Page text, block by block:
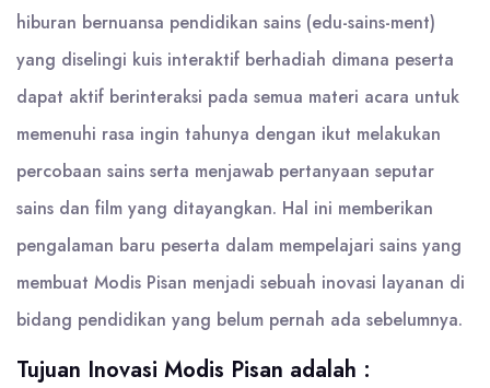
hiburan bernuansa pendidikan sains (edu-sains-ment)
yang diselingi kuis interaktif berhadiah dimana peserta
dapat aktif berinteraksi pada semua materi acara untuk
memenuhi rasa ingin tahunya dengan ikut melakukan
percobaan sains serta menjawab pertanyaan seputar
sains dan film yang ditayangkan. Hal ini memberikan
pengalaman baru peserta dalam mempelajari sains yang
membuat Modis Pisan menjadi sebuah inovasi layanan di
bidang pendidikan yang belum pernah ada sebelumnya.
Tujuan Inovasi Modis Pisan adalah :